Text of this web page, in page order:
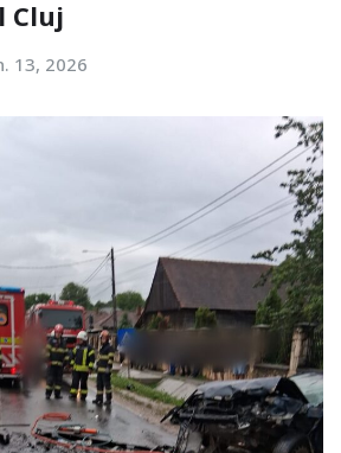
Cluj
13, 2026